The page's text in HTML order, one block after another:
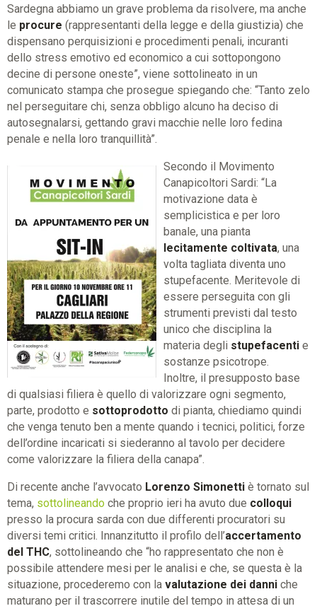
Sardegna abbiamo un grave problema da risolvere, ma anche
le procure (rappresentanti della legge e della giustizia) che
dispensano perquisizioni e procedimenti penali, incuranti
dello stress emotivo ed economico a cui sottopongono
decine di persone oneste”, viene sottolineato in un
comunicato stampa che prosegue spiegando che: “Tanto zelo
nel perseguitare chi, senza obbligo alcuno ha deciso di
autosegnalarsi, gettando gravi macchie nelle loro fedina
penale e nella loro tranquillità”.
Secondo il Movimento
Canapicoltori Sardi: “La
motivazione data è
semplicistica e per loro
banale, una pianta
lecitamente coltivata, una
volta tagliata diventa uno
stupefacente. Meritevole di
essere perseguita con gli
strumenti previsti dal testo
unico che disciplina la
materia degli stupefacenti e
sostanze psicotrope.
Inoltre, il presupposto base
di qualsiasi filiera è quello di valorizzare ogni segmento,
parte, prodotto e sottoprodotto di pianta, chiediamo quindi
che venga tenuto ben a mente quando i tecnici, politici, forze
dell’ordine incaricati si siederanno al tavolo per decidere
come valorizzare la filiera della canapa”.
Di recente anche l’avvocato Lorenzo Simonetti è tornato sul
tema, sottolineando che proprio ieri ha avuto due colloqui
presso la procura sarda con due differenti procuratori su
diversi temi critici. Innanzitutto il profilo dell’accertamento
del THC, sottolineando che “ho rappresentato che non è
possibile attendere mesi per le analisi e che, se questa è la
situazione, procederemo con la valutazione dei danni che
maturano per il trascorrere inutile del tempo in attesa di un